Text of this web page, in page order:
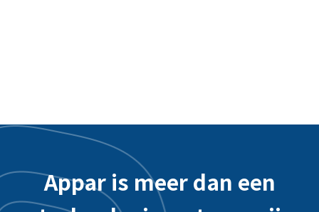
Appar is meer dan een